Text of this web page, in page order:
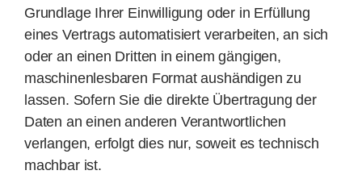
Grundlage Ihrer Einwilligung oder in Erfüllung
eines Vertrags automatisiert verarbeiten, an sich
oder an einen Dritten in einem gängigen,
maschinenlesbaren Format aushändigen zu
lassen. Sofern Sie die direkte Übertragung der
Daten an einen anderen Verantwortlichen
verlangen, erfolgt dies nur, soweit es technisch
machbar ist.